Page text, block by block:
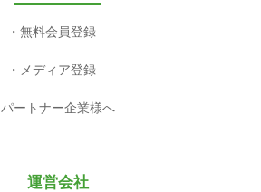
無料会員登録
メディア登録
パートナー企業様へ
運営会社